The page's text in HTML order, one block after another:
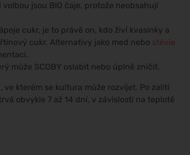
jsou BIO čaje, protože neobsahují
cukr, je to právě on, kdo živí kvasinky a
cukr. Alternativy jako med nebo stévie
může SCOBY oslabit nebo úplně zničit.
, ve kterém se kultura může rozvíjet. Po zalití
obvykle 7 až 14 dní, v závislosti na teplotě